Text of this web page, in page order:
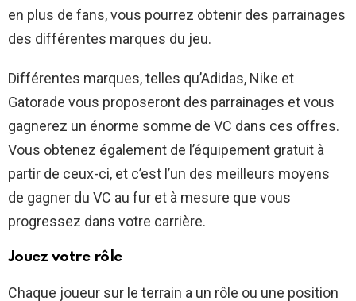
en plus de fans, vous pourrez obtenir des parrainages
des différentes marques du jeu.
Différentes marques, telles qu’Adidas, Nike et
Gatorade vous proposeront des parrainages et vous
gagnerez un énorme somme de VC dans ces offres.
Vous obtenez également de l’équipement gratuit à
partir de ceux-ci, et c’est l’un des meilleurs moyens
de gagner du VC au fur et à mesure que vous
progressez dans votre carrière.
Jouez votre rôle
Chaque joueur sur le terrain a un rôle ou une position